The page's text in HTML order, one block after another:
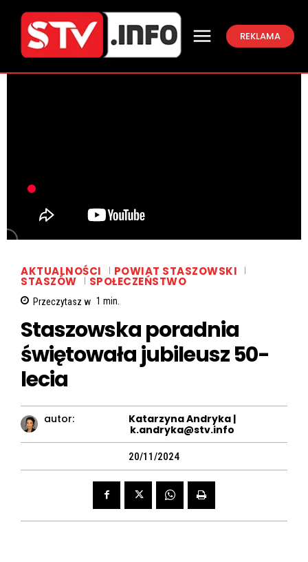
REKLAMA
AKTUALNOŚCI POWIAT STASZOWSKI
STASZÓW SPOŁECZEŃSTWO
Przeczytasz w 1 min.
Staszowska poradnia
świętowała jubileusz 50-
lecia
autor:
Katarzyna Andryka |
k.andryka@stv.info
20/11/2024